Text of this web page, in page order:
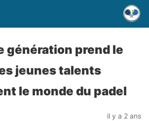
génération prend le
jeunes talents
le monde du padel
il y a 2 ans